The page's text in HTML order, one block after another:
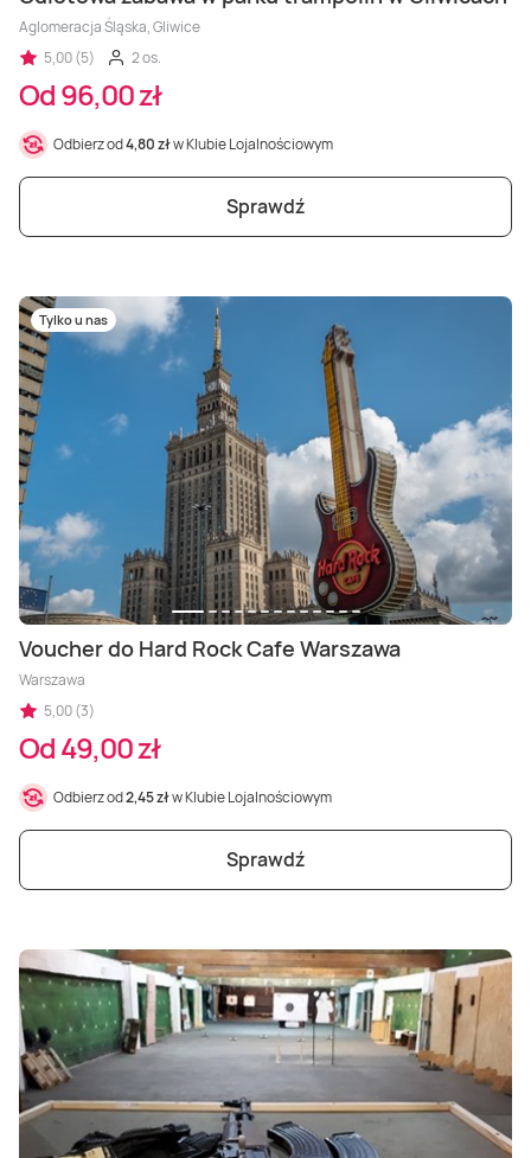
Aglomeracja Śląska, Gliwice
5,00 (5)
2 os.
Od 96,00 zł
Odbierz od4,80 złw Klubie Lojalnościowym
Sprawdź
Tylko u nas
Voucher do Hard Rock Cafe Warszawa
Warszawa
5,00 (3)
Od 49,00 zł
Odbierz od2,45 złw Klubie Lojalnościowym
Sprawdź